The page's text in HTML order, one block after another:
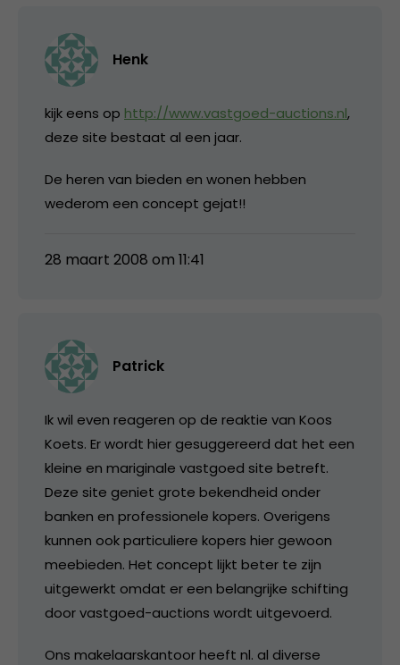
Henk
kijk eens op http://www.vastgoed-auctions.nl,
deze site bestaat al een jaar.
De heren van bieden en wonen hebben
wederom een concept gejat!!
28 maart 2008 om 11:41
Patrick
Ik wil even reageren op de reaktie van Koos
Koets. Er wordt hier gesuggereerd dat het een
kleine en mariginale vastgoed site betreft.
Deze site geniet grote bekendheid onder
banken en professionele kopers. Overigens
kunnen ook particuliere kopers hier gewoon
meebieden. Het concept lijkt beter te zijn
uitgewerkt omdat er een belangrijke schifting
door vastgoed-auctions wordt uitgevoerd.
Ons makelaarskantoor heeft nl. al diverse